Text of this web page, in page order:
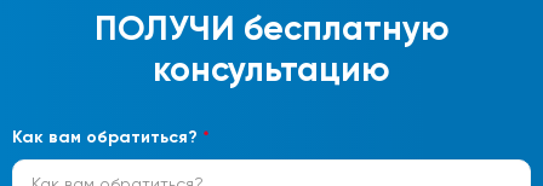
ПОЛУЧИ бесплатную
консультацию
Как вам обратиться? *